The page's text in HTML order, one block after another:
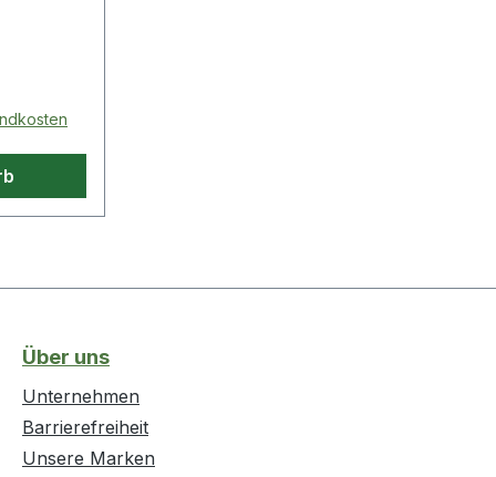
Über uns
Unternehmen
Barrierefreiheit
Unsere Marken